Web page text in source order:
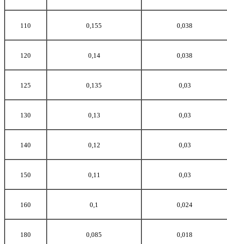
110 0,155 0,038
120 0,14 0,038
125 0,135 0,03
130 0,13 0,03
140 0,12 0,03
150 0,11 0,03
160 0,1 0,024
180 0,085 0,018